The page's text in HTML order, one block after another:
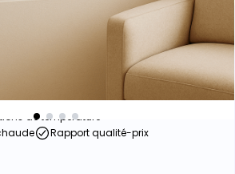
exotique –
- 2
de température
Rapport qualité-prix